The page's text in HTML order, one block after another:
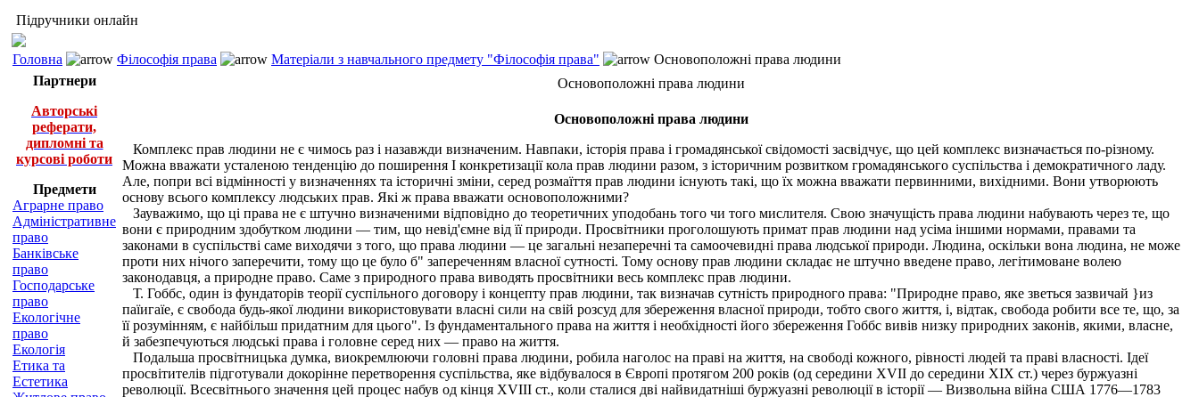
Підручники онлайн
Головна Філософія права Матеріали з навчального предмету "Філософія права"
Основоположні права людини
Партнери
Авторські
реферати,
дипломні та
курсові роботи
Предмети
Аграрне право
Адміністративне
право
Банківське
право
Господарське
право
Екологічне
право
Екологія
Етика та
Естетика
Основоположні права людини
Основоположні права людини
Комплекс прав людини не є чимось раз і назавжди визначеним. Навпаки, історія права і громадянської свідомості засвідчує, що цей комплекс визначається по-різному.
Можна вважати усталеною тенденцію до поширення І конкретизації кола прав людини разом, з історичним розвитком громадянського суспільства і демократичного ладу.
Але, попри всі відмінності у визначеннях та історичні зміни, серед розмаїття прав людини існують такі, що їх можна вважати первинними, вихідними. Вони утворюють
основу всього комплексу людських прав. Які ж права вважати основоположними?
Зауважимо, що ці права не є штучно визначеними відповідно до теоретичних уподобань того чи того мислителя. Свою значущість права людини набувають через те, що
вони є природним здобутком людини — тим, що невід'ємне від її природи. Просвітники проголошують примат прав людини над усіма іншими нормами, правами та
законами в суспільстві саме виходячи з того, що права людини — це загальні незаперечні та самоочевидні права людської природи. Людина, оскільки вона людина, не може
проти них нічого заперечити, тому що це було б" запереченням власної сутності. Тому основу прав людини складає не штучно введене право, легітимоване волею
законодавця, а природне право. Саме з природного права виводять просвітники весь комплекс прав людини.
Т. Гоббс, один із фундаторів теорії суспільного договору і концепту прав людини, так визначав сутність природного права: "Природне право, яке зветься зазвичай }из
паїигаїе, є свобода будь-якої людини використовувати власні сили на свій розсуд для збереження власної природи, тобто свого життя, і, відтак, свобода робити все те, що, за
її розумінням, є найбільш придатним для цього". Із фундаментального права на життя і необхідності його збереження Гоббс вивів низку природних законів, якими, власне,
й забезпечуються людські права і головне серед них — право на життя.
Подальша просвітницька думка, виокремлюючи головні права людини, робила наголос на праві на життя, на свободі кожного, рівності людей та праві власності. Ідеї
просвітителів підготували докорінне перетворення суспільства, яке відбувалося в Європі протягом 200 років (од середини XVII до середини XIX ст.) через буржуазні
революції. Всесвітнього значення цей процес набув од кінця XVIII ст., коли сталися дві найвидатніші буржуазні революції в історії — Визвольна війна США 1776—1783